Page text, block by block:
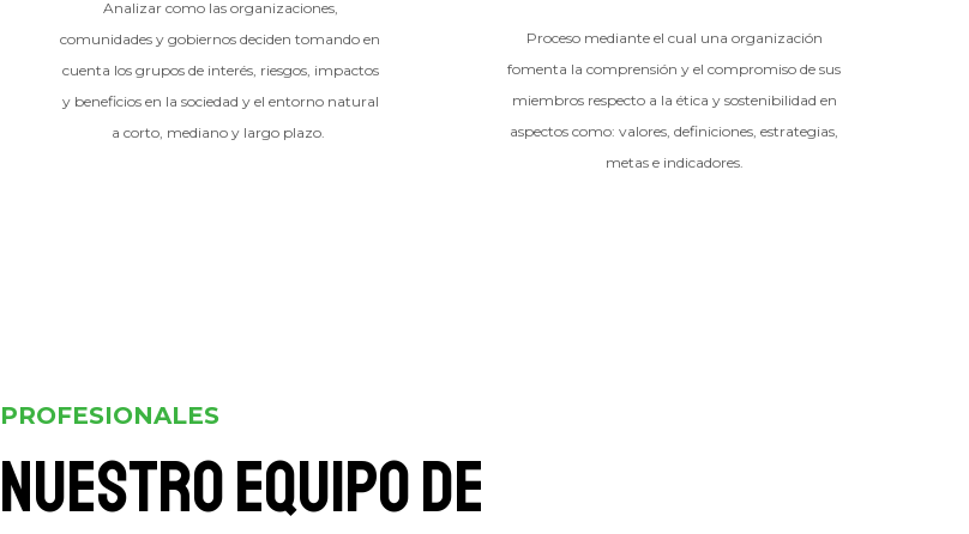
Analizar como las organizaciones,
comunidades y gobiernos deciden tomando en
cuenta los grupos de interés, riesgos, impactos
y beneficios en la sociedad y el entorno natural
a corto, mediano y largo plazo.
Proceso mediante el cual una organización
fomenta la comprensión y el compromiso de sus
miembros respecto a la ética y sostenibilidad en
aspectos como: valores, definiciones, estrategias,
metas e indicadores.
PROFESIONALES
Nuestro equipo de